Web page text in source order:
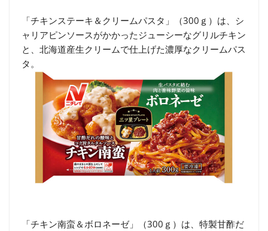
「チキンステーキ＆クリームパスタ」（300ｇ）は、シ
ャリアピンソースがかかったジューシーなグリルチキン
と、北海道産生クリームで仕上げた濃厚なクリームパス
タ。
「チキン南蛮＆ボロネーゼ」（300ｇ）は、特製甘酢だ